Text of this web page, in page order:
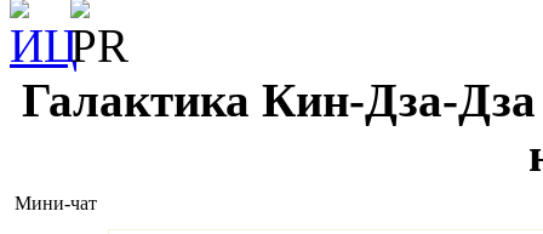
Галактика Кин-Дза-Дза
Мини-чат